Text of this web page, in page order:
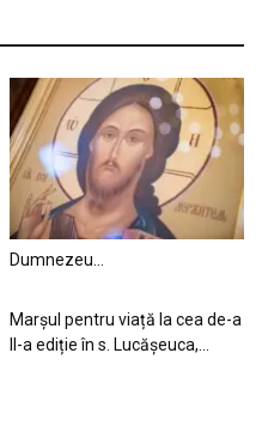
Dumnezeu…
Marșul pentru viață la cea de-a
II-a ediție în s. Lucășeuca,...